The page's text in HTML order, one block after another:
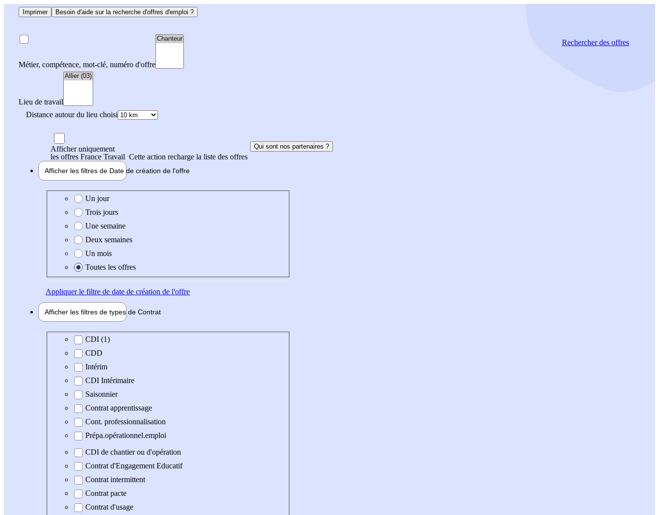
Imprimer Besoin d'aide sur la recherche d'offres d'emploi ?
Métier, compétence, mot-clé, numéro d'offre
Lieu de travail
Distance autour du lieu choisi
Rechercherdes offres
Afficher uniquement
les offres France Travail Cette action recharge la liste des offres
Qui sont nos partenaires ?
Afficher les filtres de Date de création de l'offre
Date de création de l'offre
Un jour
Trois jours
Une semaine
Deux semaines
Un mois
Toutes les offres
Appliquerle filtre de date de création de l'offre
Afficher les filtres de types de Contrat
Type de contrat
CDI (1)
CDD
Intérim
CDI Intérimaire
Saisonnier
Contrat apprentissage
Cont. professionnalisation
Prépa.opérationnel.emploi
CDI de chantier ou d'opération
Contrat d'Engagement Educatif
Contrat intermittent
Contrat pacte
Contrat d'usage